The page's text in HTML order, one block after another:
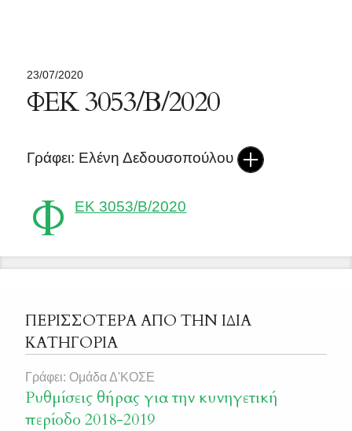
23/07/2020
ΦΕΚ 3053/B/2020
Γράφει: Ελένη Δεδουσοπούλου
Φ ΕΚ 3053/B/2020
ΠΕΡΙΣΣΟΤΕΡΑ ΑΠΟ ΤΗΝ ΙΔΙΑ
ΚΑΤΗΓΟΡΙΑ
Γράφει: Ομάδα Δ'ΚΟΣΕ
Ρυθμίσεις θήρας για την κυνηγετική
περίοδο 2018-2019